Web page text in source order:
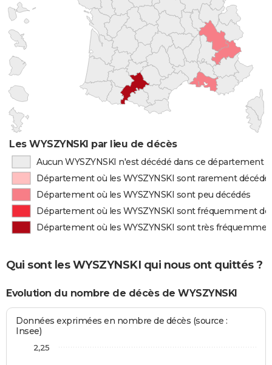
Les WYSZYNSKI par lieu de décès
Aucun WYSZYNSKI n'est décédé dans ce département
Département où les WYSZYNSKI sont rarement
Département où les WYSZYNSKI sont peu décédés
Département où les WYSZYNSKI sont fréquemment
Département où les WYSZYNSKI sont très
Qui sont les WYSZYNSKI qui nous ont quittés ?
Evolution du nombre de décès de WYSZYNSKI
Données exprimées en nombre de décès (source :
Insee)
2,25